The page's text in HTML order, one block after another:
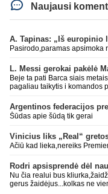
Naujausi
Pasirodo,paramas apsimoka
Beje ta pati Barca siais
pagaliau taikytis i komandos
Šūdas apie šūdą tik gerai
Vinicius liks „Real“
Ačiū kad lieka,nereiks
Rodri apsisprendė dėl
Nu čia realui bus
gerus žaidėjus...kolkas ne